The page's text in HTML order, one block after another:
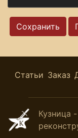
Статьи Заказ
Кузница